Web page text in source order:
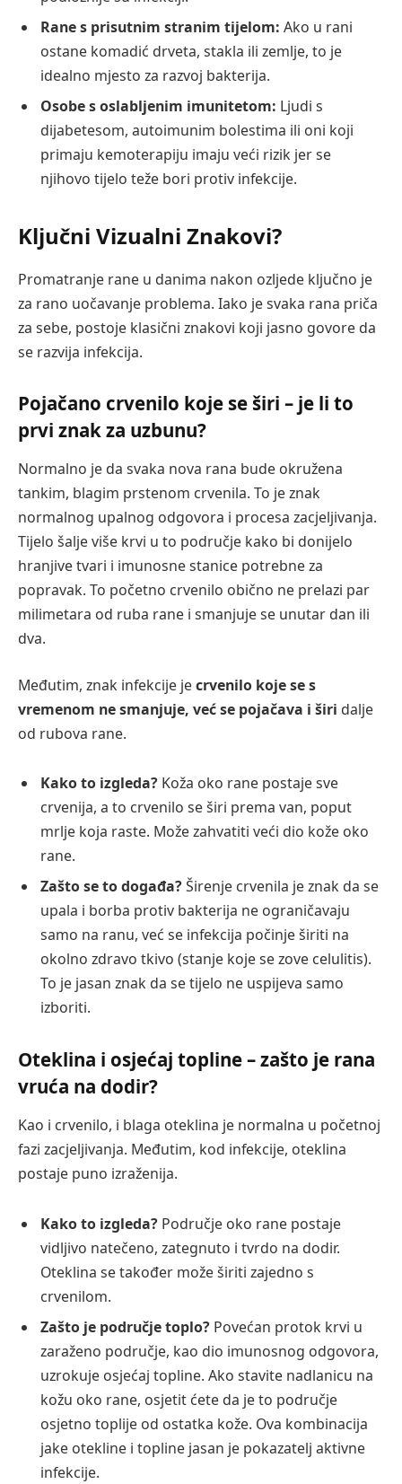
Rane s prisutnim stranim tijelom: Ako u rani
ostane komadić drveta, stakla ili zemlje, to je
idealno mjesto za razvoj bakterija.
Osobe s oslabljenim imunitetom: Ljudi s
dijabetesom, autoimunim bolestima ili oni koji
primaju kemoterapiju imaju veći rizik jer se
njihovo tijelo teže bori protiv infekcije.
Ključni Vizualni Znakovi?
Promatranje rane u danima nakon ozljede ključno je
za rano uočavanje problema. Iako je svaka rana priča
za sebe, postoje klasični znakovi koji jasno govore da
se razvija infekcija.
Pojačano crvenilo koje se širi – je li to
prvi znak za uzbunu?
Normalno je da svaka nova rana bude okružena
tankim, blagim prstenom crvenila. To je znak
normalnog upalnog odgovora i procesa zacjeljivanja.
Tijelo šalje više krvi u to područje kako bi donijelo
hranjive tvari i imunosne stanice potrebne za
popravak. To početno crvenilo obično ne prelazi par
milimetara od ruba rane i smanjuje se unutar dan ili
dva.
Međutim, znak infekcije jecrvenilo koje se s
vremenom ne smanjuje, već se pojačava i širi dalje
od rubova rane.
Kako to izgleda? Koža oko rane postaje sve
crvenija, a to crvenilo se širi prema van, poput
mrlje koja raste. Može zahvatiti veći dio kože oko
rane.
Zašto se to događa?Širenje crvenila je znak da se
upala i borba protiv bakterija ne ograničavaju
samo na ranu, već se infekcija počinje širiti na
okolno zdravo tkivo (stanje koje se zove celulitis).
To je jasan znak da se tijelo ne uspijeva samo
izboriti.
Oteklina i osjećaj topline – zašto je rana
vruća na dodir?
Kao i crvenilo, i blaga oteklina je normalna u početnoj
fazi zacjeljivanja. Međutim, kod infekcije, oteklina
postaje puno izraženija.
Kako to izgleda? Područje oko rane postaje
vidljivo natečeno, zategnuto i tvrdo na dodir.
Oteklina se također može širiti zajedno s
crvenilom.
Zašto je područje toplo? Povećan protok krvi u
zaraženo područje, kao dio imunosnog odgovora,
uzrokuje osjećaj topline. Ako stavite nadlanicu na
kožu oko rane, osjetit ćete da je to područje
osjetno toplije od ostatka kože. Ova kombinacija
jake otekline i topline jasan je pokazatelj aktivne
infekcije.